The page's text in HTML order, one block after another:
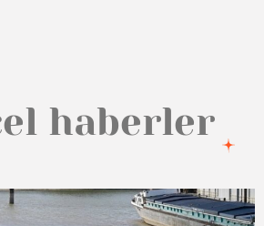
haberler